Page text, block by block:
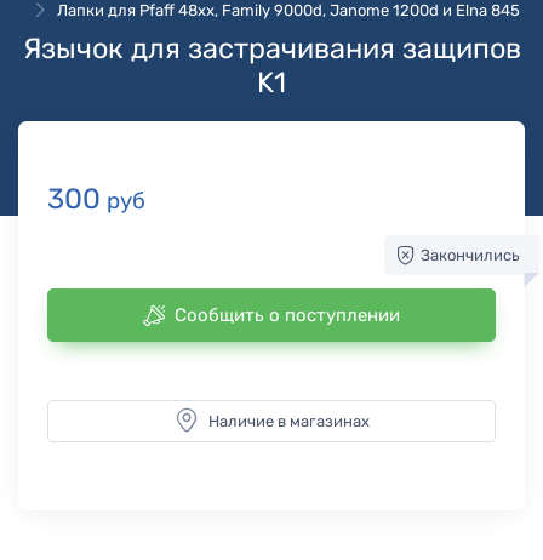
Лапки для Pfaff 48хх, Family 9000d, Janome 1200d и Elna 845
Язычок для застрачивания защипов
K1
300 руб
Закончились
Сообщить о поступлении
Наличие в магазинах